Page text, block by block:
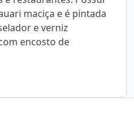
maciça e é pintada
e verniz
encosto de